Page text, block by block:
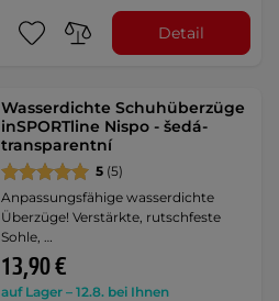
Detail
Wasserdichte Schuhüberzüge
inSPORTline Nispo - šedá-
transparentní
5 (5)
Anpassungsfähige wasserdichte
Überzüge! Verstärkte, rutschfeste
Sohle, …
13,90 €
auf Lager – 12.8. bei Ihnen